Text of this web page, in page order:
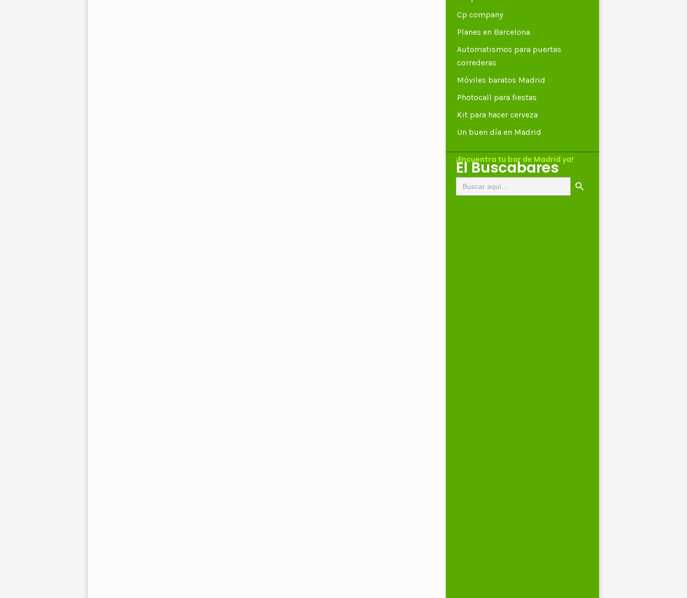
Cp company
Planes en Barcelona
Automatismos para puertas
correderas
Móviles baratos Madrid
Photocall para fiestas
Kit para hacer cerveza
Un buen día en Madrid
¡Encuentra tu bar de Madrid ya!
El Buscabares
Buscar: Botón de búsqueda